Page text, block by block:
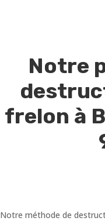
Notre
frelon à
Notre méthode de